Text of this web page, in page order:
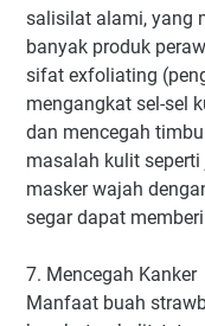
salisilat alami, yang
banyak produk
sifat exfoliating
mengangkat sel-sel
dan mencegah
masalah kulit
masker wajah
segar dapat
7. Mencegah Kanker
Manfaat buah